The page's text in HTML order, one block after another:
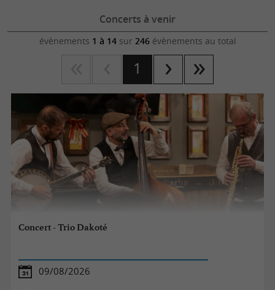
Concerts à venir
évènements 1 à 14sur 246évènements au total
1
Concert - Trio Dakoté
09/08/2026